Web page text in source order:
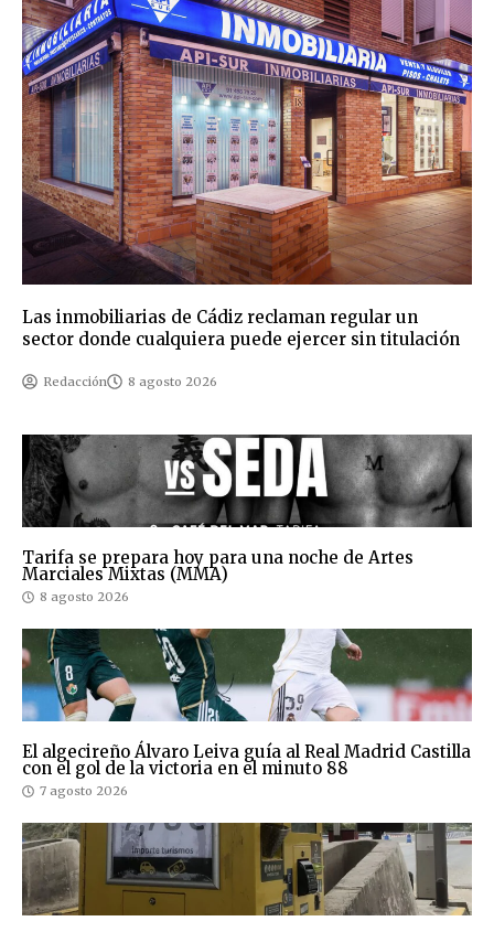
Las inmobiliarias de Cádiz reclaman regular un
sector donde cualquiera puede ejercer sin titulación
Redacción 8 agosto 2026
Tarifa se prepara hoy para una noche de Artes
Marciales Mixtas (MMA)
8 agosto 2026
El algecireño Álvaro Leiva guía al Real Madrid Castilla
con el gol de la victoria en el minuto 88
7 agosto 2026